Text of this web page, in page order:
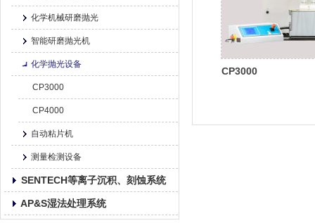
化学机械研磨抛光
智能研磨抛光机
化学抛光设备
CP3000
CP4000
自动粘片机
测量检测设备
SENTECH等离子沉积、刻蚀系统
AP&S湿法处理系统
CP3000